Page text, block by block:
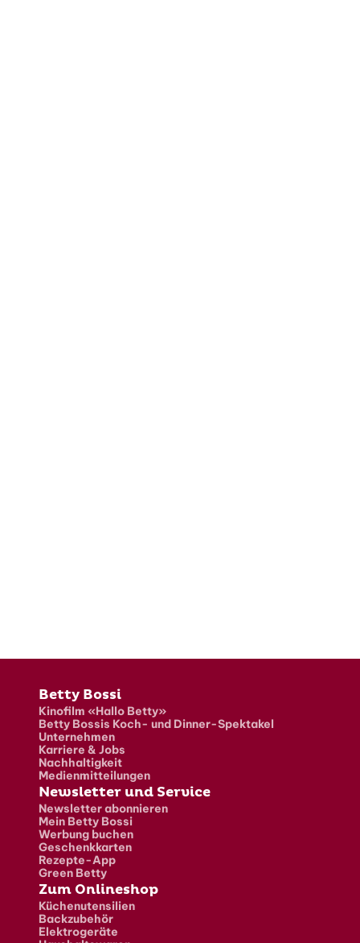
Fusszeile
Betty Bossi
Kinofilm «Hallo Betty»
Betty Bossis Koch- und Dinner-Spektakel
Unternehmen
Karriere & Jobs
Nachhaltigkeit
Medienmitteilungen
Newsletter und Service
Newsletter abonnieren
Mein Betty Bossi
Werbung buchen
Geschenkkarten
Rezepte-App
Green Betty
Zum Onlineshop
Küchenutensilien
Backzubehör
Elektrogeräte